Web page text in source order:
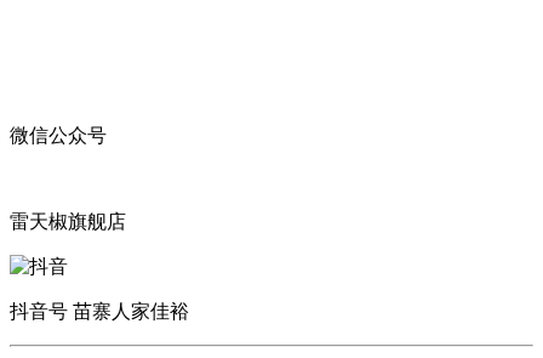
微信公众号
雷天椒旗舰店
抖音号 苗寨人家佳裕